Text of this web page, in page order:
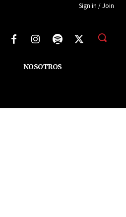
Sign in / Join
NOSOTROS